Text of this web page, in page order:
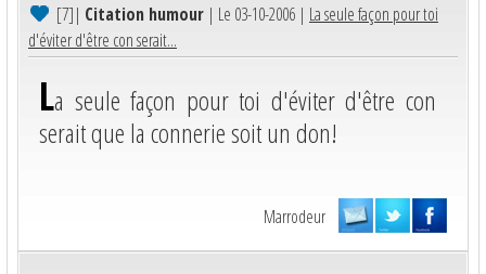
[7]| Citation humour | Le 03-10-2006 | La seule façon pour toi
d'éviter d'être con serait...
La seule façon pour toi d'éviter d'être con
serait que la connerie soit un don!
Marrodeur